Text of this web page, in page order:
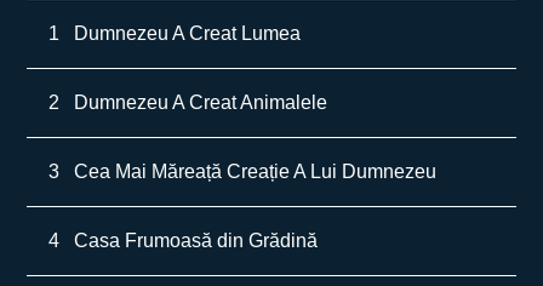
1 Dumnezeu A Creat Lumea
2 Dumnezeu A Creat Animalele
3 Cea Mai Măreață Creație A Lui Dumnezeu
4 Casa Frumoasă din Grădină